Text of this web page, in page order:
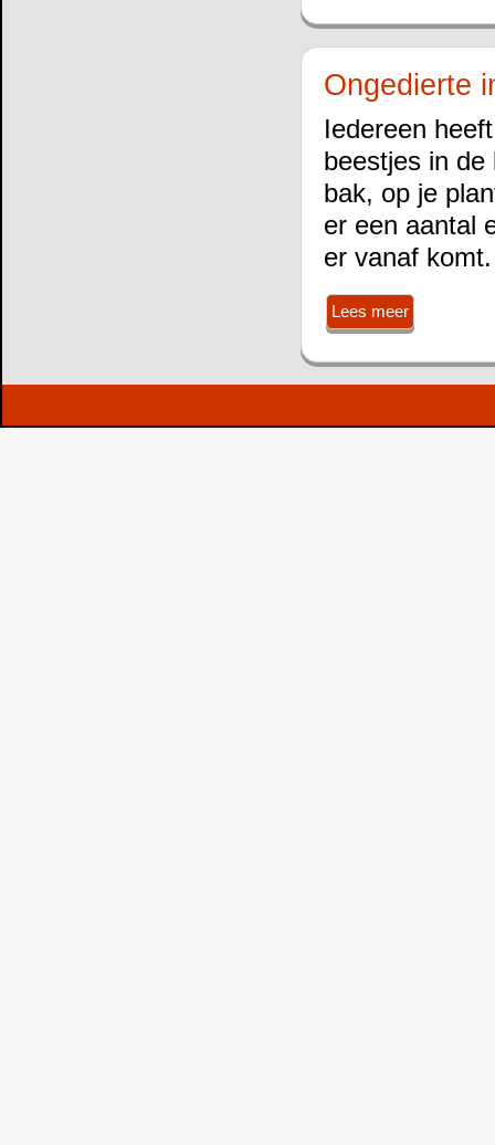
Ongedierte
Iedereen
beestjes in
bak, op je
er een aantal
er vanaf komt.
Lees meer